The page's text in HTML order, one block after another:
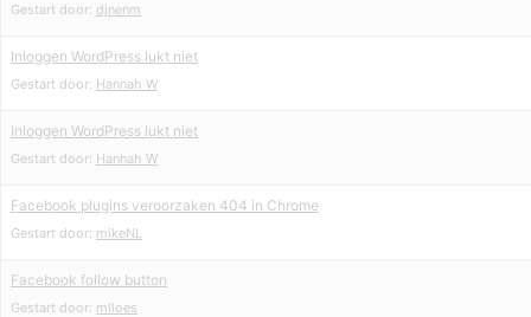
Gestart door: djnenm
Inloggen WordPress lukt niet
Gestart door: Hannah W
Inloggen WordPress lukt niet
Gestart door: Hannah W
Facebook plugins veroorzaken 404 in Chrome
Gestart door: mikeNL
Facebook follow button
Gestart door: mlloes